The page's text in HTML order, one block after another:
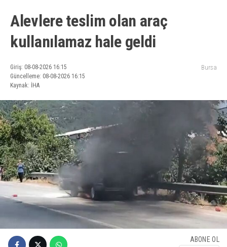
Alevlere teslim olan araç
kullanılamaz hale geldi
Giriş: 08-08-2026 16:15
Güncelleme: 08-08-2026 16:15
Kaynak: İHA
Bursa
ABONE OL